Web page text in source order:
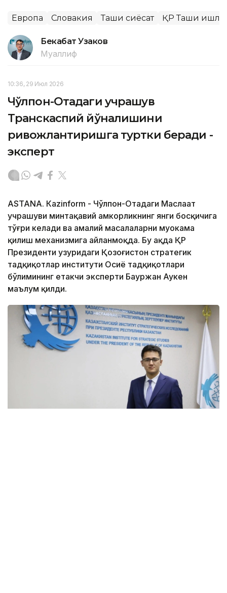
Европа Словакия Ташқи сиёсат ҚР Ташқи
Бекабат Узаков
Муаллиф
10:36, 29 Июл 2026
Чўлпон-Отадаги учрашув
Транскаспий йўналишини
ривожлантиришга туртки беради -
эксперт
ASTANА. Кazinform - Чўлпон-Отадаги Маслаҳат
учрашуви минтақавий ҳамкорликнинг янги босқичига
тўғри келади ва амалий масалаларни муҳокама
қилиш механизмига айланмоқда. Бу ҳақда ҚР
Президенти ҳузуридаги Қозоғистон стратегик
тадқиқотлар институти Осиё тадқиқотлари
бўлимининг етакчи эксперти Бауржан Аукен
маълум қилди.